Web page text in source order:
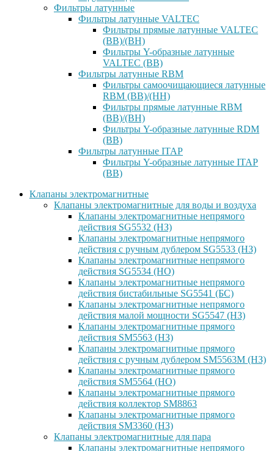
Фильтры латунные
Фильтры латунные VALTEC
Фильтры прямые латунные VALTEC
(ВВ)/(ВН)
Фильтры Y-образные латунные
VALTEC (ВВ)
Фильтры латунные RBM
Фильтры самоочищающиеся латунные
RBM (ВВ)/(НН)
Фильтры прямые латунные RBM
(ВВ)/(ВН)
Фильтры Y-образные латунные RDM
(ВВ)
Фильтры латунные ITAP
Фильтры Y-образные латунные ITAP
(ВВ)
Клапаны электромагнитные
Клапаны электромагнитные для воды и воздуха
Клапаны электромагнитные непрямого
действия SG5532 (НЗ)
Клапаны электромагнитные непрямого
действия с ручным дублером SG5533 (НЗ)
Клапаны электромагнитные непрямого
действия SG5534 (НО)
Клапаны электромагнитные непрямого
действия бистабильные SG5541 (БС)
Клапаны электромагнитные непрямого
действия малой мощности SG5547 (НЗ)
Клапаны электромагнитные прямого
действия SM5563 (НЗ)
Клапаны электромагнитные прямого
действия с ручным дублером SM5563M (НЗ)
Клапаны электромагнитные прямого
действия SM5564 (НО)
Клапаны электромагнитные прямого
дейcтвия коллектор SM8863
Клапаны электромагнитные прямого
действия SM3360 (НЗ)
Клапаны электромагнитные для пара
Клапаны электромагнитные непрямого